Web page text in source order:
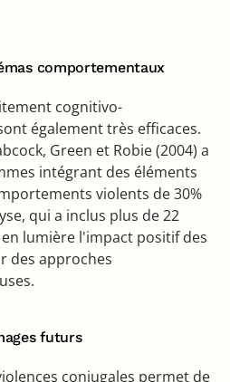
comportementaux
cognitivo-
également très efficaces.
Green et Robie (2004) a
intégrant des éléments
violents de 30%
qui a inclus plus de 22
lumière l'impact positif des
des approches
futurs
conjugales permet de